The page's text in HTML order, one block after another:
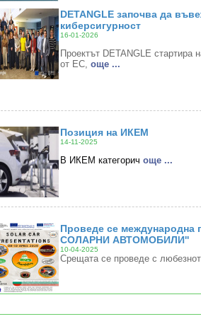
DETANGLE започва да
киберсигурност
16-01-2026
Проектът DETANGLE стартира
от ЕС, oще ...
Позиция на ИКЕМ
14-11-2025
В ИКЕМ категорич oще ...
Проведе се международна
СОЛАРНИ АВТОМОБИЛИ''
10-04-2025
Срещата се проведе с